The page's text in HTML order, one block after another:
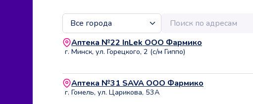
Аптека №22 InLek ООО Фармико
г. Минск, ул. Горецкого, 2 (с/м Гиппо)
Аптека №31 SAVA ООО Фармико
г. Гомель, ул. Царикова, 53А